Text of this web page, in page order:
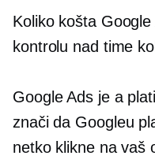
Koliko košta
kontrolu nad time
Google Ads je a
znači da Googleu
netko klikne na vaš